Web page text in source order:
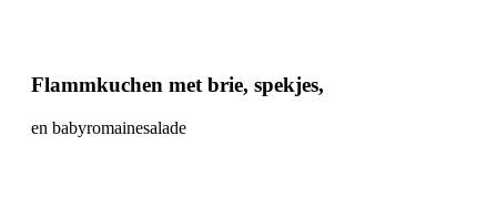
Flammkuchen met brie, spekjes,
en babyromainesalade